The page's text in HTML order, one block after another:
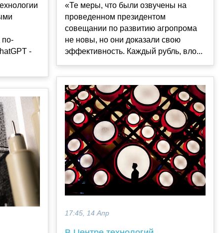
по-
-
«Те меры, что были озвучены на
проведенном президентом
совещании по развитию агропрома
не новы, но они доказали свою
эффективность. Каждый рубль, вло...
17:45, 14 Апр